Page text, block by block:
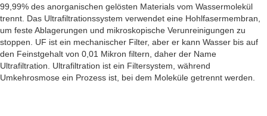
99,99% des anorganischen gelösten Materials vom Wassermolekül
trennt. Das Ultrafiltrationssystem verwendet eine Hohlfasermembran,
um feste Ablagerungen und mikroskopische Verunreinigungen zu
stoppen. UF ist ein mechanischer Filter, aber er kann Wasser bis auf
den Feinstgehalt von 0,01 Mikron filtern, daher der Name
Ultrafiltration. Ultrafiltration ist ein Filtersystem, während
Umkehrosmose ein Prozess ist, bei dem Moleküle getrennt werden.